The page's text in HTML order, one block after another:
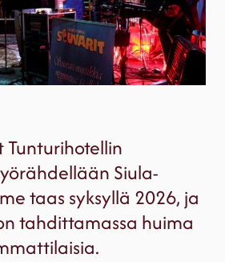
Siula-
taas syksyllä 2026, ja
tahdittamassa huima